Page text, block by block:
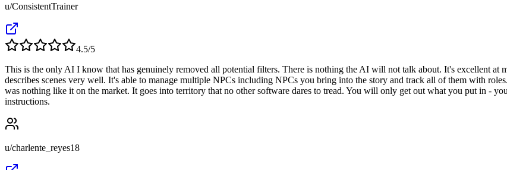
u/ConsistentTrainer
4.5/5
This is the only AI I know that has genuinely removed all potential filters. There is nothing the AI will not talk about. It's excellent at
describes scenes very well. It's able to manage multiple NPCs including NPCs you bring into the story and track all of them with
was nothing like it on the market. It goes into territory that no other software dares to tread. You will only get out what you put in -
instructions.
u/charlente_reyes18